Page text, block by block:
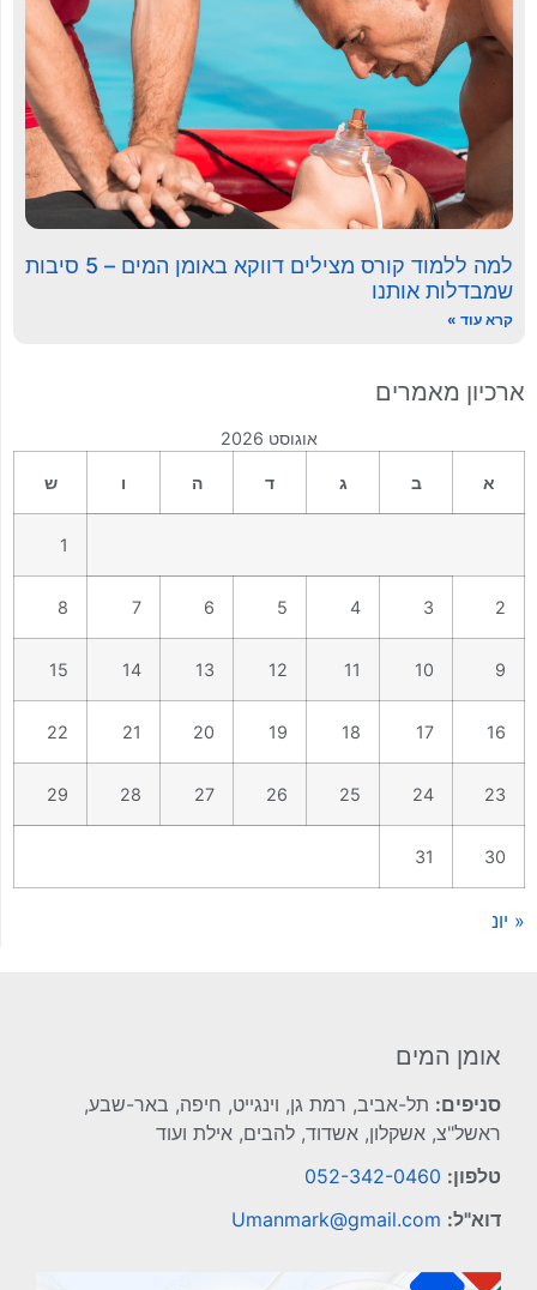
למה ללמוד קורס מצילים דווקא באומן המים – 5 סיבות
שמבדלות אותנו
קרא עוד »
ארכיון מאמרים
אוגוסט 2026
א ב ג ד ה ו ש
1
2
3
4
5
6
7
8
9
10
11
12
13
14
15
16
17
18
19
20
21
22
23
24
25
26
27
28
29
30
31
« יונ
אומן המים
סניפים: תל-אביב, רמת גן, וינגייט, חיפה, באר-שבע,
ראשל"צ, אשקלון, אשדוד, להבים, אילת ועוד
טלפון: 052-342-0460
דוא"ל: Umanmark@gmail.com